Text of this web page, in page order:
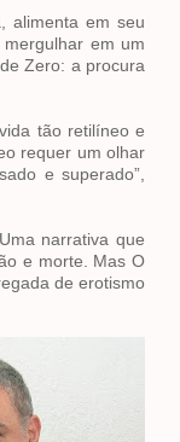
alimenta em seu
em um
Zero: a procura
tão retilíneo e
requer um olhar
e superado”,
narrativa que
e morte. Mas O
de erotismo